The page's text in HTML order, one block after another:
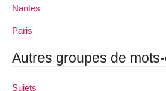
Nantes
Paris
Autres groupes de
Sujets